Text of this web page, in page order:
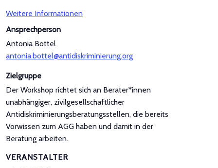
Weitere Informationen
Ansprechperson
Antonia Bottel
antonia.bottel@antidiskriminierung.org
Zielgruppe
Der Workshop richtet sich an Berater*innen
unabhängiger, zivilgesellschaftlicher
Antidiskriminierungsberatungsstellen, die bereits
Vorwissen zum AGG haben und damit in der
Beratung arbeiten.
VERANSTALTER